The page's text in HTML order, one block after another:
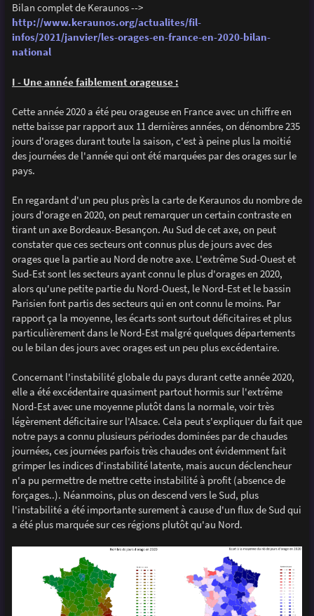
Bilan complet de Keraunos -->
http://www.keraunos.org/actualites/fil-
infos/2021/janvier/les-orages-en-france-en-2020-bilan-
national
I - Une année faiblement orageuse :
Cette année 2020 a été peu orageuse en France avec un chiffre en
nette baisse par rapport aux 11 dernières années, on dénombre 235
jours d'orages durant toute la saison, c'est à peine plus la moitié
des journées de l'année qui ont été marquées par des orages sur le
pays.
En regardant d'un peu plus près la carte de Keraunos du nombre de
jours d'orage en 2020, on peut remarquer un certain contraste en
tirant un axe Bordeaux-Besançon. Au Sud de cet axe, on peut
constater que ces secteurs ont connus plus de jours avec des
orages que la partie au Nord de notre axe. L'extrême Sud-Ouest et
Sud-Est sont les secteurs ayant connu le plus d'orages en 2020,
alors qu'une petite partie du Nord-Ouest, le Nord-Est et le bassin
Parisien font partis des secteurs qui en ont connu le moins. Par
rapport ça la moyenne, les écarts sont surtout déficitaires et plus
particulièrement dans le Nord-Est malgré quelques départements
ou le bilan des jours avec orages est un peu plus excédentaire.
Concernant l'instabilité globale du pays durant cette année 2020,
elle a été excédentaire quasiment partout hormis sur l'extrême
Nord-Est avec une moyenne plutôt dans la normale, voir très
légèrement déficitaire sur l'Alsace. Cela peut s'expliquer du fait que
notre pays a connu plusieurs périodes dominées par de chaudes
journées, ces journées parfois très chaudes ont évidemment fait
grimper les indices d'instabilité latente, mais aucun déclencheur
n'a pu permettre de mettre cette instabilité à profit (absence de
forçages..). Néanmoins, plus on descend vers le Sud, plus
l'instabilité a été importante surement à cause d'un flux de Sud qui
a été plus marquée sur ces régions plutôt qu'au Nord.